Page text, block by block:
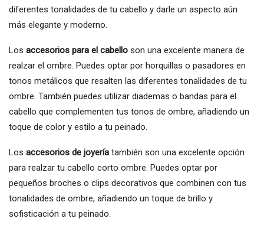
diferentes tonalidades de tu cabello y darle un aspecto aún
más elegante y moderno.
Los accesorios para el cabello son una excelente manera de
realzar el ombre. Puedes optar por horquillas o pasadores en
tonos metálicos que resalten las diferentes tonalidades de tu
ombre. También puedes utilizar diademas o bandas para el
cabello que complementen tus tonos de ombre, añadiendo un
toque de color y estilo a tu peinado.
Los accesorios de joyería también son una excelente opción
para realzar tu cabello corto ombre. Puedes optar por
pequeños broches o clips decorativos que combinen con tus
tonalidades de ombre, añadiendo un toque de brillo y
sofisticación a tu peinado.